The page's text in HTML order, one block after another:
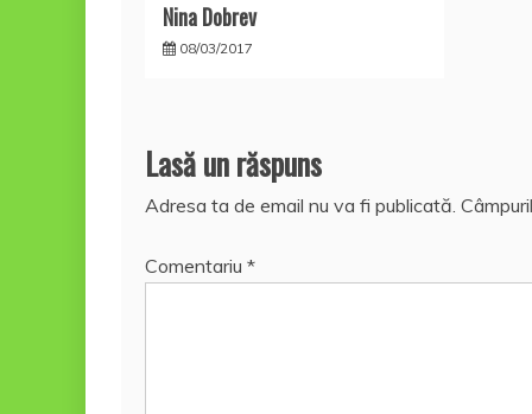
Nina Dobrev
08/03/2017
Lasă un răspuns
Adresa ta de email nu va fi publicată.
Comentariu *